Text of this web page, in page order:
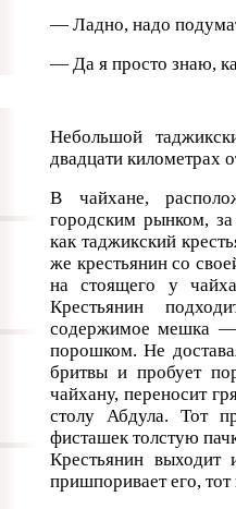
— Ладно, надо
— Да я просто знаю,
Небольшой
двадцати километрах
В чайхане,
городским рынком,
как таджикский
же крестьянин со
на стоящего у
Крестьянин
содержимое мешка —
порошком. Не
бритвы и пробует
чайхану, переносит
столу Абдула. Тот
фисташек толстую
Крестьянин
пришпоривает его, тот